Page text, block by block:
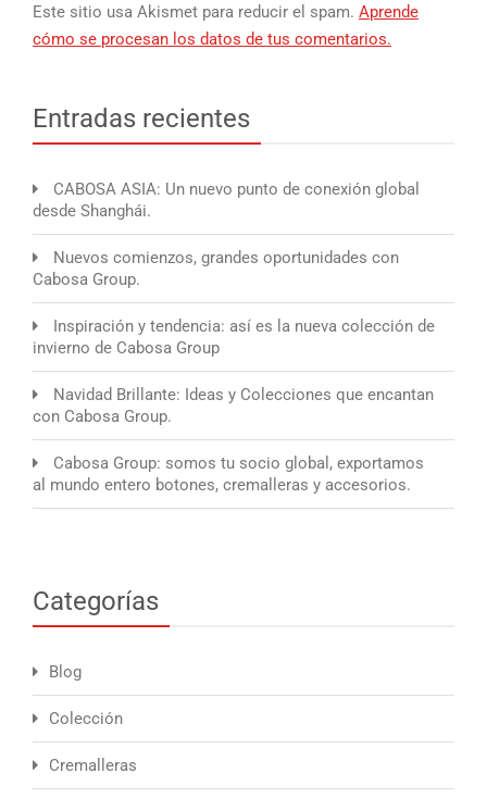
Este sitio usa Akismet para reducir el spam. Aprende
cómo se procesan los datos de tus comentarios.
Entradas recientes
CABOSA ASIA: Un nuevo punto de conexión global
desde Shanghái.
Nuevos comienzos, grandes oportunidades con
Cabosa Group.
Inspiración y tendencia: así es la nueva colección de
invierno de Cabosa Group
Navidad Brillante: Ideas y Colecciones que encantan
con Cabosa Group.
Cabosa Group: somos tu socio global, exportamos
al mundo entero botones, cremalleras y accesorios.
Categorías
Blog
Colección
Cremalleras